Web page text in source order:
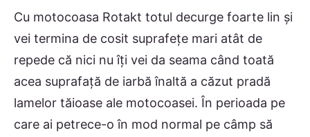
Cu motocoasa Rotakt totul decurge foarte lin şi
vei termina de cosit suprafeţe mari atât de
repede că nici nu îţi vei da seama când toată
acea suprafaţă de iarbă înaltă a căzut pradă
lamelor tăioase ale motocoasei. În perioada pe
care ai petrece-o în mod normal pe câmp să